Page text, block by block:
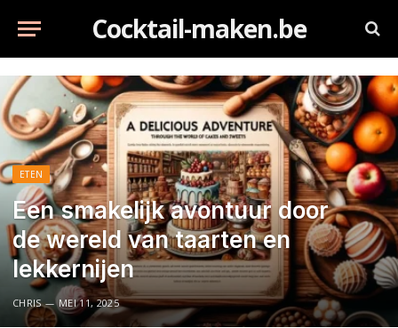
Cocktail-maken.be
ETEN
Een smakelijk avontuur door
de wereld van taarten en
lekkernijen
CHRIS MEI 11, 2025